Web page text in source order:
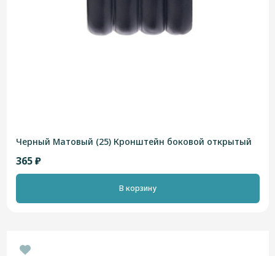
Черный Матовый (25) Кронштейн боковой открытый
365 ₽
В корзину